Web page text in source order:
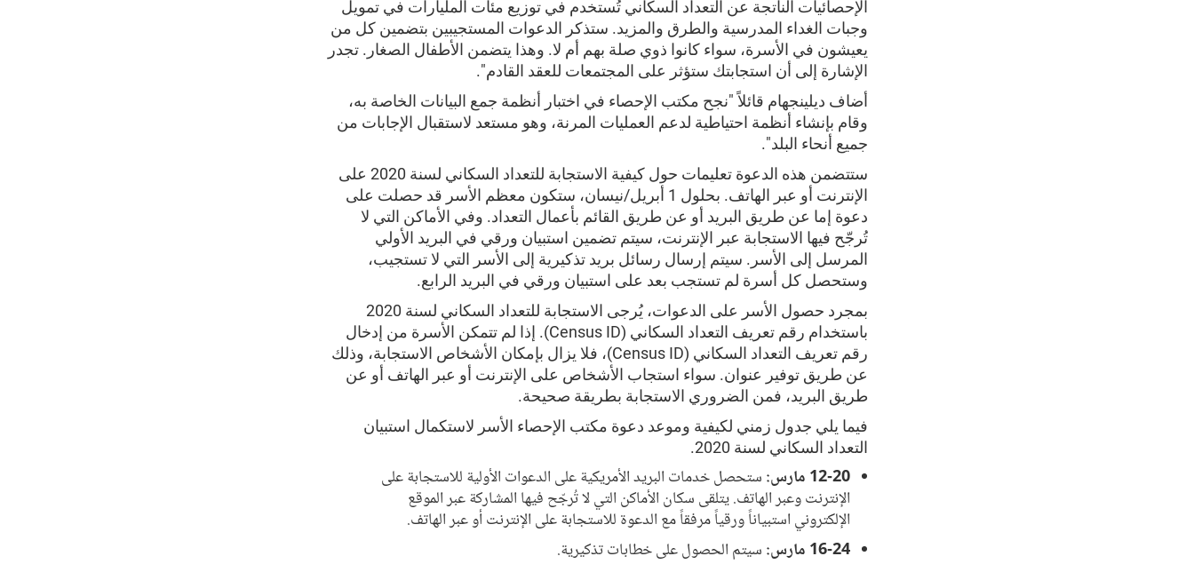
الإحصائيات الناتجة عن التعداد السكاني تُستخدم في توزيع مئات المليارات في تمويل
وجبات الغداء المدرسية والطرق والمزيد. ستذكر الدعوات المستجيبين بتضمين كل من
يعيشون في الأسرة، سواء كانوا ذوي صلة بهم أم لا. وهذا يتضمن الأطفال الصغار. تجدر
الإشارة إلى أن استجابتك ستؤثر على المجتمعات للعقد القادم".
أضاف ديلينجهام قائلاً "نجح مكتب الإحصاء في اختبار أنظمة جمع البيانات الخاصة به،
وقام بإنشاء أنظمة احتياطية لدعم العمليات المرنة، وهو مستعد لاستقبال الإجابات من
جميع أنحاء البلد".
ستتضمن هذه الدعوة تعليمات حول كيفية الاستجابة للتعداد السكاني لسنة 2020 على
الإنترنت أو عبر الهاتف. بحلول 1 أبريل/نيسان، ستكون معظم الأسر قد حصلت على
دعوة إما عن طريق البريد أو عن طريق القائم بأعمال التعداد. وفي الأماكن التي لا
تُرجّح فيها الاستجابة عبر الإنترنت، سيتم تضمين استبيان ورقي في البريد الأولي
المرسل إلى الأسر. سيتم إرسال رسائل بريد تذكيرية إلى الأسر التي لا تستجيب،
وستحصل كل أسرة لم تستجب بعد على استبيان ورقي في البريد الرابع.
بمجرد حصول الأسر على الدعوات، يُرجى الاستجابة للتعداد السكاني لسنة 2020
باستخدام رقم تعريف التعداد السكاني (Census ID). إذا لم تتمكن الأسرة من إدخال
رقم تعريف التعداد السكاني (Census ID)، فلا يزال بإمكان الأشخاص الاستجابة، وذلك
عن طريق توفير عنوان. سواء استجاب الأشخاص على الإنترنت أو عبر الهاتف أو عن
طريق البريد، فمن الضروري الاستجابة بطريقة صحيحة.
فيما يلي جدول زمني لكيفية وموعد دعوة مكتب الإحصاء الأسر لاستكمال استبيان
التعداد السكاني لسنة 2020.
12-20 مارس:
ستحصل خدمات البريد الأمريكية على الدعوات الأولية للاستجابة على
الإنترنت وعبر الهاتف. يتلقى سكان الأماكن التي لا تُرجّح فيها المشاركة عبر الموقع
الإلكتروني استبياناً ورقياً مرفقاً مع الدعوة للاستجابة على الإنترنت أو عبر الهاتف.
16-24 مارس:
سيتم الحصول على خطابات تذكيرية.